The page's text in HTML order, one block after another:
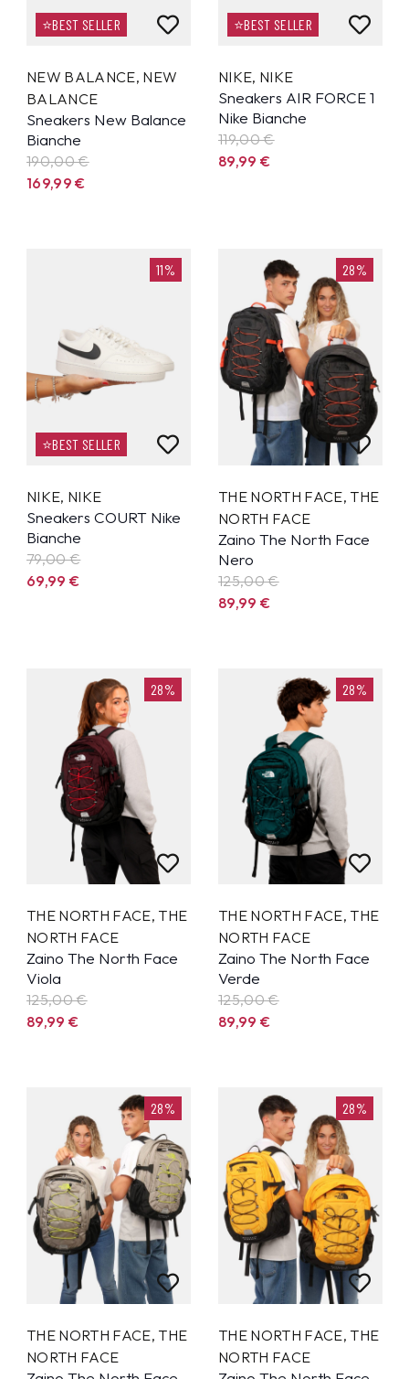
⭐BEST SELLER
NEW BALANCE, NEW
BALANCE
Sneakers New Balance
Bianche
190,00 €
169,99€
⭐BEST SELLER
NIKE, NIKE
Sneakers AIR FORCE 1
Nike Bianche
119,00 €
89,99€
11%
⭐BEST SELLER
NIKE, NIKE
Sneakers COURT Nike
Bianche
79,00 €
69,99€
28%
THE NORTH FACE, THE
NORTH FACE
Zaino The North Face
Nero
125,00 €
89,99€
28%
THE NORTH FACE, THE
NORTH FACE
Zaino The North Face
Viola
125,00 €
89,99€
28%
THE NORTH FACE, THE
NORTH FACE
Zaino The North Face
Verde
125,00 €
89,99€
28%
THE NORTH FACE, THE
NORTH FACE
28%
THE NORTH FACE, THE
NORTH FACE